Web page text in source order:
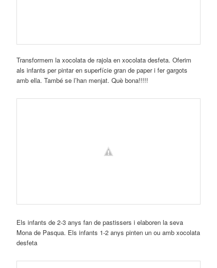
Transformem la xocolata de rajola en xocolata desfeta. Oferim
als infants per pintar en superfície gran de paper i fer gargots
amb ella. També se l’han menjat. Què bona!!!!!
Els infants de 2-3 anys fan de pastissers i elaboren la seva
Mona de Pasqua. Els infants 1-2 anys pinten un ou amb xocolata
desfeta